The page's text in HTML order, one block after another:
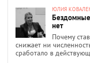
ЮЛИЯ
нет
Почему
снижает ни
сработало в